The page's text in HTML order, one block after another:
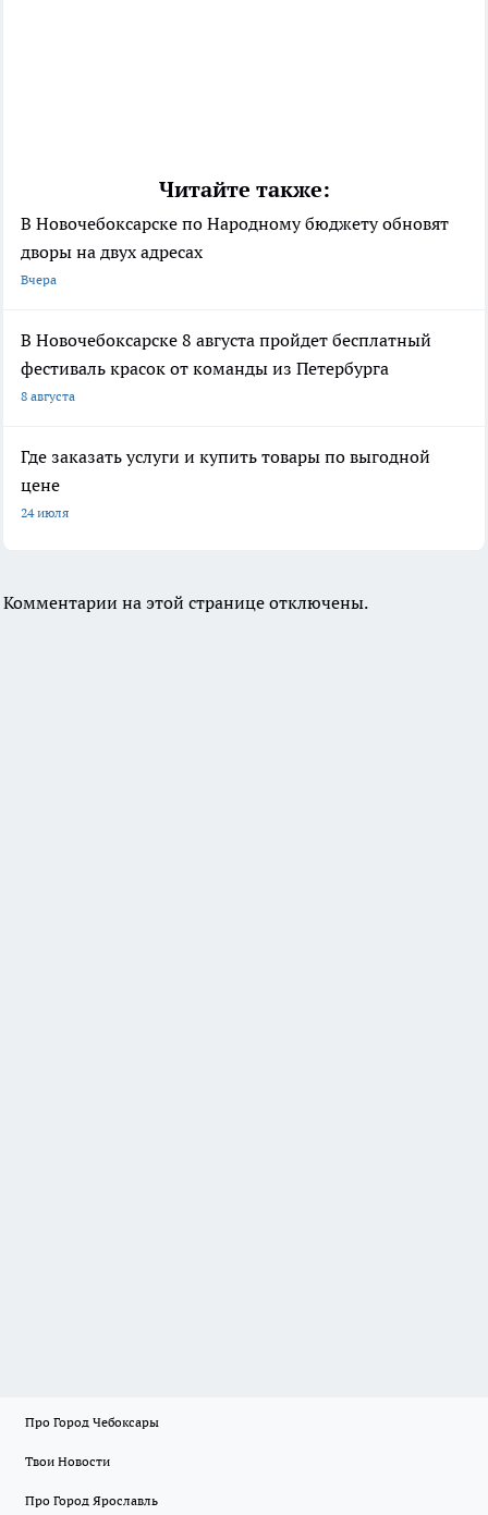
Читайте также:
В Новочебоксарске по Народному бюджету обновят
дворы на двух адресах
Вчера
В Новочебоксарске 8 августа пройдет бесплатный
фестиваль красок от команды из Петербурга
8 августа
Где заказать услуги и купить товары по выгодной
цене
24 июля
Комментарии на этой странице отключены.
Про Город Чебоксары
Твои Новости
Про Город Ярославль